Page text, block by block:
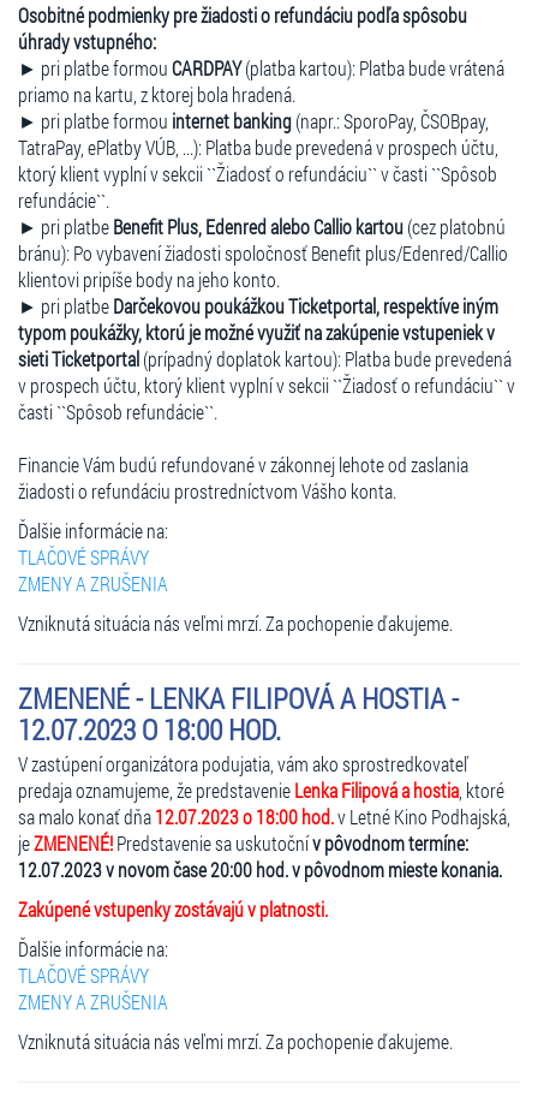
Osobitné podmienky pre žiadosti o refundáciu podľa spôsobu
úhrady vstupného:
► pri platbe formouCARDPAY(platba kartou): Platba bude vrátená
priamo na kartu, z ktorej bola hradená.
► pri platbe formou internet banking(napr.: SporoPay, ČSOBpay,
TatraPay, ePlatby VÚB, ...): Platba bude prevedená v prospech účtu,
ktorý klient vyplní v sekcii ``Žiadosť o refundáciu`` v časti ``Spôsob
refundácie``.
► pri platbeBenefit Plus, Edenred alebo Callio kartou(cez platobnú
bránu): Po vybavení žiadosti spoločnosť Benefit plus/Edenred/Callio
klientovi pripíše body na jeho konto.
► pri platbeDarčekovou poukážkou Ticketportal, respektíve iným
typom poukážky, ktorú je možné využiť na zakúpenie vstupeniek v
sieti Ticketportal(prípadný doplatok kartou): Platba bude prevedená
v prospech účtu, ktorý klient vyplní v sekcii ``Žiadosť o refundáciu`` v
časti ``Spôsob refundácie``.
Financie Vám budú refundované v zákonnej lehote od zaslania
žiadosti o refundáciu prostredníctvom Vášho konta.
Ďalšie informácie na:
TLAČOVÉ SPRÁVY
ZMENY A ZRUŠENIA
Vzniknutá situácia nás veľmi mrzí. Za pochopenie ďakujeme.
ZMENENÉ - LENKA FILIPOVÁ A HOSTIA -
12.07.2023 O 18:00 HOD.
V zastúpení organizátora podujatia, vám ako sprostredkovateľ
predaja oznamujeme, že predstavenieLenka Filipová a hostia , ktoré
sa malo konať dňa12.07.2023 o 18:00 hod.v Letné Kino Podhajská,
jeZMENENÉ!Predstavenie sa uskutočnív pôvodnom termíne:
12.07.2023 v novom čase 20:00 hod. v pôvodnom mieste konania.
Zakúpené vstupenky zostávajú v platnosti.
Ďalšie informácie na:
TLAČOVÉ SPRÁVY
ZMENY A ZRUŠENIA
Vzniknutá situácia nás veľmi mrzí. Za pochopenie ďakujeme.